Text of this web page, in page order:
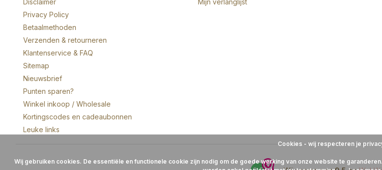
Disclaimer
Privacy Policy
Betaalmethoden
Verzenden & retourneren
Klantenservice & FAQ
Sitemap
Nieuwsbrief
Punten sparen?
Winkel inkoop / Wholesale
Kortingscodes en cadeaubonnen
Leuke links
Mijn verlanglijst
Cookies - wij respecteren je
Wij gebruiken cookies. De essentiële en functionele cookie zijn nodig om de goede werking van onze website te